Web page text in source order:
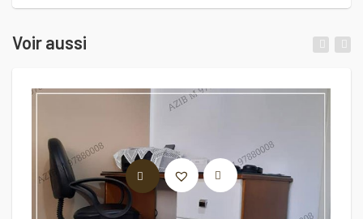
Voir aussi
LIRE LA SUITE